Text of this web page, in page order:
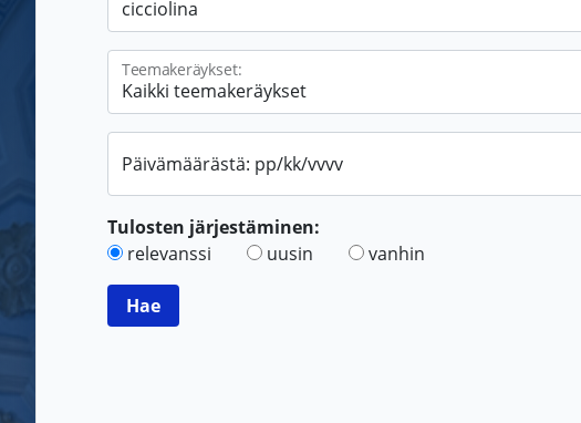
Teemakeräykset:
Päivämäärästä: pp/kk/vvvv
Tulosten järjestäminen:
relevanssi
uusin vanhin